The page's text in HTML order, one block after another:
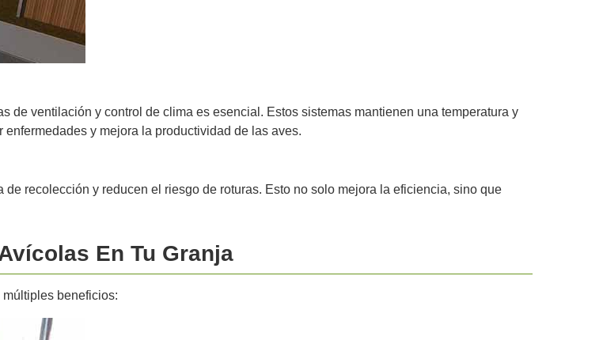
de ventilación y control de clima es esencial. Estos sistemas mantienen una temperatura y
y mejora la productividad de las aves.
recolección y reducen el riesgo de roturas. Esto no solo mejora la eficiencia, sino que
En Tu Granja
beneficios: